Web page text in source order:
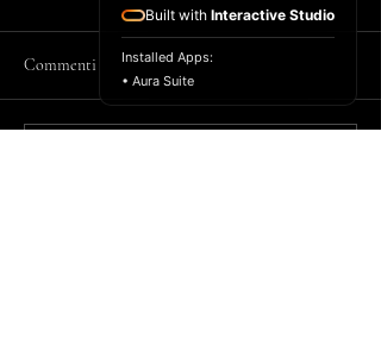
Mancano 3 giorni
Commenti
Built with Interactive Studio
Installed Apps:
• Aura Suite